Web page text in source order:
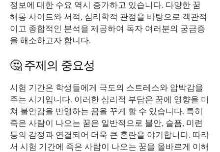
정보에 대한 수요 역시 증가하고 있습니다. 다양한 꿈
해몽 사이트와 서적, 심리학적 관점을 바탕으로 객관적
이고 종합적인 분석을 제공하여 독자 여러분의 궁금증
을 해소하고자 합니다.
🤔 주제의 중요성
시험 기간은 학생들에게 극도의 스트레스와 압박감을
주는 시기입니다. 이러한 심리적 부담은 꿈에 영향을 미
쳐 불안감을 반영하는 꿈을 꾸게 할 수 있습니다. 특히
죽은 사람이 나오는 꿈은 일반적으로 불안, 슬픔, 미련
등의 감정과 연결되어 더욱 큰 혼란을 야기합니다. 따라
서 시험 기간에 죽은 사람이 나오는 꿈을 올바르게 이해